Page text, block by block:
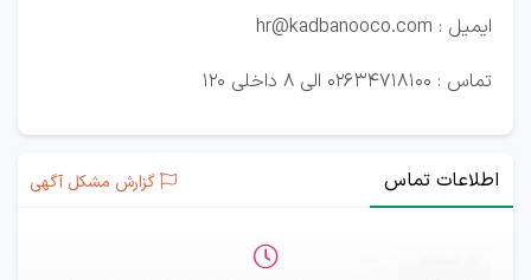
ایمیل : hr@kadbanooco.com
تماس : 02634718100 الی 8 داخلی 120
اطلاعات تماس گزارش مشکل آگهی